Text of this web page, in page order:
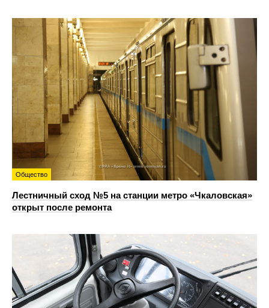
Общество
Лестничный сход №5 на станции метро «Чкаловская»
открыт после ремонта